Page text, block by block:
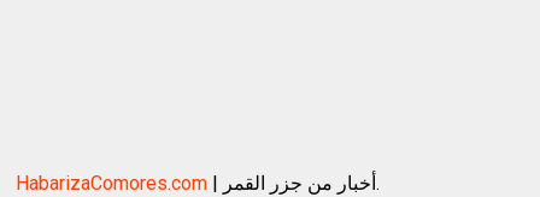
HabarizaComores.com | أخبار من جزر القمر.